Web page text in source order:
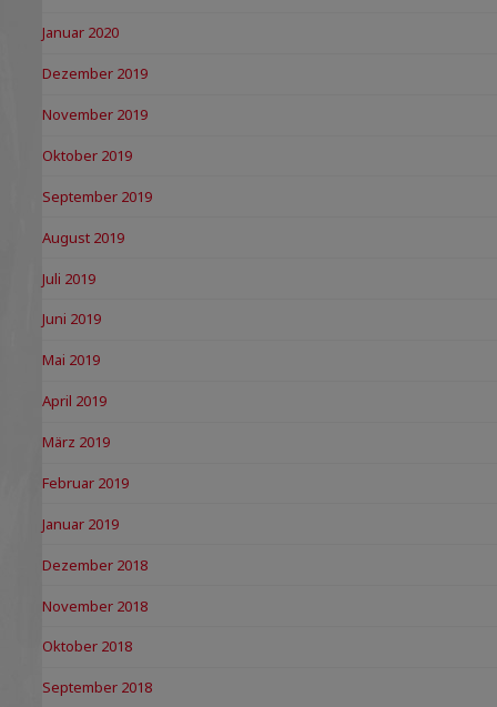
Januar 2020
Dezember 2019
November 2019
Oktober 2019
September 2019
August 2019
Juli 2019
Juni 2019
Mai 2019
April 2019
März 2019
Februar 2019
Januar 2019
Dezember 2018
November 2018
Oktober 2018
September 2018